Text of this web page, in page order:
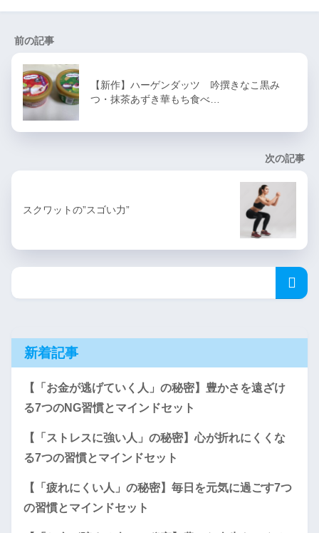
前の記事
【新作】ハーゲンダッツ 吟撰きなこ黒み
つ・抹茶あずき華もち食べ…
次の記事
スクワットの”スゴい力”
新着記事
【「お金が逃げていく人」の秘密】豊かさを遠ざけ
る7つのNG習慣とマインドセット
【「ストレスに強い人」の秘密】心が折れにくくな
る7つの習慣とマインドセット
【「疲れにくい人」の秘密】毎日を元気に過ごす7つ
の習慣とマインドセット